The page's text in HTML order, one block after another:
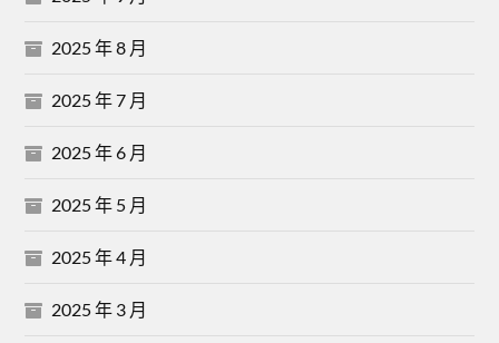
2025 年 8 月
2025 年 7 月
2025 年 6 月
2025 年 5 月
2025 年 4 月
2025 年 3 月